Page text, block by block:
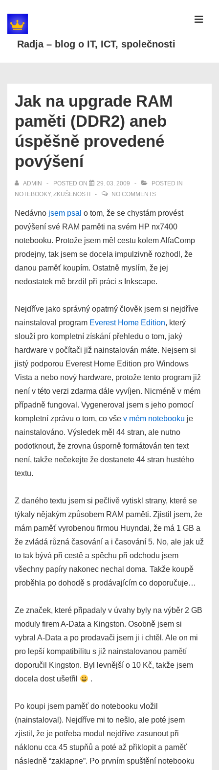
Skip
Radja – blog o IT, ICT, společnosti
Jak na upgrade RAM
paměti (DDR2) aneb
úspěšně provedené
povýšení
ADMIN POSTED ON 29. 03. 2009
POSTED IN
NOTEBOOKY, ZKUŠENOSTI NO COMMENTS
Nedávno jsem psal o tom, že se chystám provést
povýšení své RAM paměti na svém HP nx7400
notebooku. Protože jsem měl cestu kolem AlfaComp
prodejny, tak jsem se docela impulzivně rozhodl, že
danou paměť koupím. Ostatně myslím, že jej
nedostatek mě brzdil při práci s Inkscape.
Nejdříve jako správný opatrný člověk jsem si nejdříve
nainstaloval program Everest Home Edition, který
slouží pro kompletní získání přehledu o tom, jaký
hardware v počítači již nainstalován máte. Nejsem si
jistý podporou Everest Home Edition pro Windows
Vista a nebo nový hardware, protože tento program již
není v této verzi zdarma dále vyvíjen. Nicméně v mém
případně fungoval. Vygeneroval jsem s jeho pomocí
kompletní zprávu o tom, co vše v mém notebooku je
nainstalováno. Výsledek měl 44 stran, ale nutno
podotknout, že zrovna úsporně formátován ten text
není, takže nečekejte že dostanete 44 stran hustého
textu.
Z daného textu jsem si pečlivě vytiskl strany, které se
týkaly nějakým způsobem RAM paměti. Zjistil jsem, že
mám paměť vyrobenou firmou Huyndai, že má 1 GB a
že zvládá různá časování a i časování 5. No, ale jak už
to tak bývá při cestě a spěchu při odchodu jsem
všechny papíry nakonec nechal doma. Takže koupě
proběhla po dohodě s prodávajícím co doporučuje…
Ze značek, které připadaly v úvahy byly na výběr 2 GB
moduly firem A-Data a Kingston. Osobně jsem si
vybral A-Data a po prodavači jsem ji i chtěl. Ale on mi
pro lepší kompatibilitu s již nainstalovanou pamětí
doporučil Kingston. Byl levnější o 10 Kč, takže jsem
docela dost ušetřil
.
Po koupi jsem paměť do notebooku vložil
(nainstaloval). Nejdříve mi to nešlo, ale poté jsem
zjistil, že je potřeba modul nejdříve zasunout při
náklonu cca 45 stupňů a poté až přiklopit a paměť
následně “zaklapne”. Po prvním spuštění notebooku